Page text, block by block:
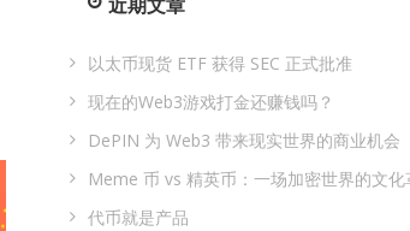
近期文章
以太币现货 ETF 获得 SEC 正式批准
现在的Web3游戏打金还赚钱吗？
DePIN 为 Web3 带来现实世界的商业机会
Meme 币 vs 精英币：一场加密世界的文化
代币就是产品